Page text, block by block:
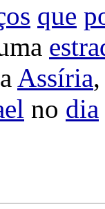
que
Assíria
no dia